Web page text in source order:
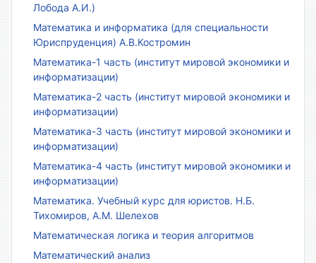
Лобода А.И.)
Математика и информатика (для специальности
Юриспруденция) А.В.Костромин
Математика-1 часть (институт мировой экономики и
информатизации)
Математика-2 часть (институт мировой экономики и
информатизации)
Математика-3 часть (институт мировой экономики и
информатизации)
Математика-4 часть (институт мировой экономики и
информатизации)
Математика. Учебный курс для юристов. Н.Б.
Тихомиров, А.М. Шелехов
Математическая логика и теория алгоритмов
Математический анализ